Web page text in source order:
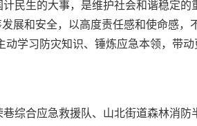
生的大事，是维护社会和谐稳定的
展和安全，以高度责任感和使命感
学习防灾知识、锤炼应急本领，带动
合应急救援队、山北街道森林消防